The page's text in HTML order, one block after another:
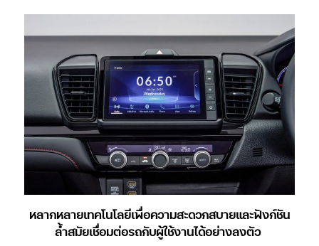
หลากหลายเทคโนโลยีเพื่อความสะดวกสบายและฟังก์ชัน
ล้ำสมัยเชื่อมต่อรถกับผู้ใช้งานได้อย่างลงตัว